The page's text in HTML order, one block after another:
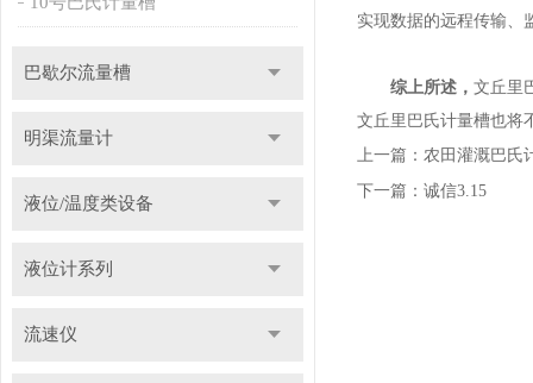
巴歇尔流量槽
明渠流量计
液位/温度类设备
液位计系列
流速仪
实现数据的远程传输、
综上所述， 文丘里
文丘里巴氏计量槽也将
上一篇： 农田灌溉巴氏
下一篇： 诚信3.15